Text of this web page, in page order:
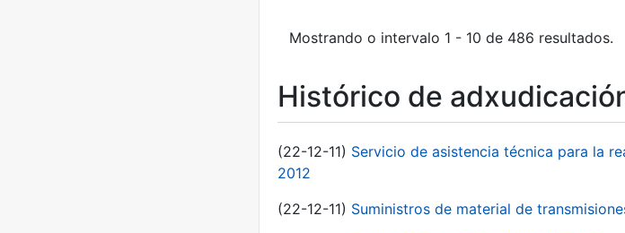
Mostrando o intervalo 1 - 10 de 486 resultados.
Histórico de
(22-12-11) Servicio de asistencia técnica para la
2012
(22-12-11) Suministros de material de